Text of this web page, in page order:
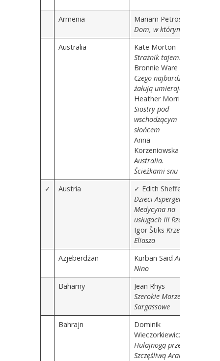
Armenia
Mariam Petrosân
Dom, w którym…
Australia
Kate Morton
Strażnik tajemnic
Bronnie Ware
Czego najbardziej
żałują umierający
Heather Morris
Siostry pod
wschodzącym
słońcem
Anna
Korzeniowska
Australia.
Ścieżkami snu
✓
Austria
✓ Edith Sheffer
Dzieci Aspergera.
Medycyna na
usługach III Rzeszy
Igor Štiks Krzesło
Eliasza
Azjeberdżan
Kurban SaidAli i
Nino
Bahamy
Jean Rhys
Szerokie Morze
Sargassowe
Bahrajn
Dominik
Wieczorkiewicz
Hulajnogą przez
Szczęśliwą Arabię